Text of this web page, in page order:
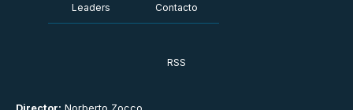
Leaders Contacto
RSS